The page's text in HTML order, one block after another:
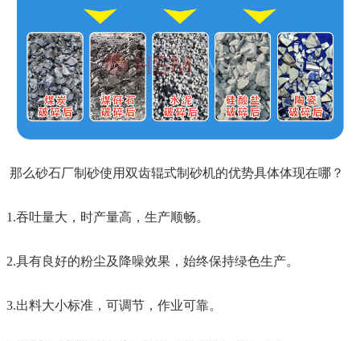
那么砂石厂制砂使用双齿辊式制砂机的优势具体体现在哪？
1.吞吐量大，时产量高，生产顺畅。
2.具有良好的粉尘及降噪效果，始终保持绿色生产。
3.出料大小标准，可调节，作业可靠。